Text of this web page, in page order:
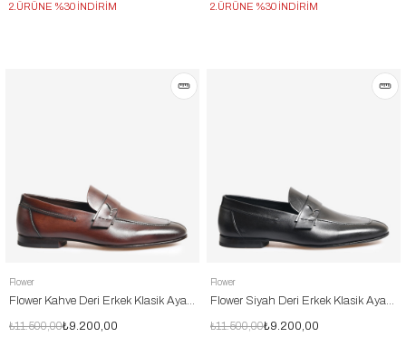
2.ÜRÜNE %30 İNDİRİM 2.ÜRÜNE %30 İNDİRİM
Flower
Flower Kahve Deri Erkek Klasik Ayakkabı
₺9.200,00
₺11.500,00
Flower
Flower Siyah Deri Erkek Klasik Ayakkabı
₺9.200,00
₺11.500,00